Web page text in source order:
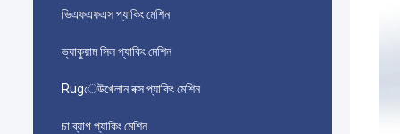
ভিএফএফএস প্যাকিং মেশিন
ভ্যাকুয়াম সিল প্যাকিং মেশিন
Rugেউখেলান বক্স প্যাকিং মেশিন
চা ব্যাগ প্যাকিং মেশিন